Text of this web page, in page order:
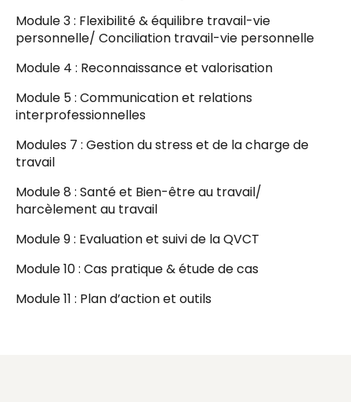
Module 3 : Flexibilité & équilibre travail-vie
personnelle/ Conciliation travail-vie personnelle
Module 4 : Reconnaissance et valorisation
Module 5 : Communication et relations
interprofessionnelles
Modules 7 : Gestion du stress et de la charge de
travail
Module 8 : Santé et Bien-être au travail/
harcèlement au travail
Module 9 : Evaluation et suivi de la QVCT
Module 10 : Cas pratique & étude de cas
Module 11 : Plan d’action et outils